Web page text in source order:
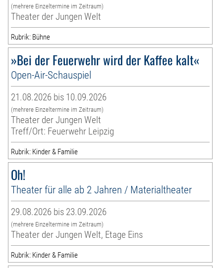
(mehrere Einzeltermine im Zeitraum)
Theater der Jungen Welt
Rubrik: Bühne
»Bei der Feuerwehr wird der Kaffee kalt«
Open-Air-Schauspiel
21.08.2026 bis 10.09.2026
(mehrere Einzeltermine im Zeitraum)
Theater der Jungen Welt
Treff/Ort: Feuerwehr Leipzig
Rubrik: Kinder & Familie
Oh!
Theater für alle ab 2 Jahren / Materialtheater
29.08.2026 bis 23.09.2026
(mehrere Einzeltermine im Zeitraum)
Theater der Jungen Welt, Etage Eins
Rubrik: Kinder & Familie